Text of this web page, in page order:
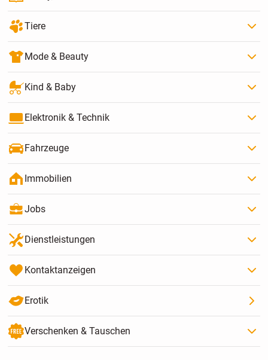
Tiere
Mode & Beauty
Kind & Baby
Elektronik & Technik
Fahrzeuge
Immobilien
Jobs
Dienstleistungen
Kontaktanzeigen
Erotik
Verschenken & Tauschen